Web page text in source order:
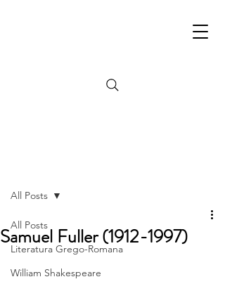
All Posts
Literatura Grego-Romana
William Shakespeare
All Posts
Samuel Fuller (1912-1997)